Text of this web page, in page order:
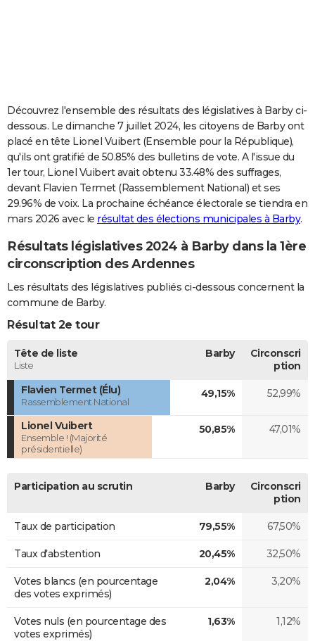
Carte de Noël
Carte Bonne année
Carte Saint-Valentin
Carte Pâques
Carte d'anniversaire
DICTIONNAIRE
Dictionnaire
Biographies
Citations
Expressions
Proverbes
PROGRAMME TV
COPAINS D'AVANT
S'inscrire
Se connecter
Lycées
Collèges
Primaires
Universités
Entreprises
Service militaire
Avis de recherche
AVIS DE DÉCÈS
FORUM
Bricolage
Lifestyle
Culture
Sport
Auto
Television
Voyage
Cinema
Découvrez l'ensemble des résultats des législatives à Barby ci-
dessous. Le dimanche 7 juillet 2024, les citoyens de Barby ont
placé en tête Lionel Vuibert (Ensemble pour la République),
qu'ils ont gratifié de 50.85% des bulletins de vote. A l'issue du
1er tour, Lionel Vuibert avait obtenu 33.48% des suffrages,
devant Flavien Termet (Rassemblement National) et ses
29.96% de voix. La prochaine échéance électorale se tiendra en
mars 2026 avec le résultat des élections municipales à Barby.
Résultats législatives 2024 à Barby dans la 1ère
circonscription des Ardennes
Les résultats des législatives publiés ci-dessous concernent la
commune de Barby.
Résultat 2e tour
Tête de liste
Liste
Barby
Circonscri
ption
Flavien Termet (Élu)
Rassemblement National
49,15% 52,99%
Lionel Vuibert
Ensemble ! (Majorité
présidentielle)
50,85% 47,01%
Participation au scrutin Barby
Circonscri
ption
Taux de participation 79,55% 67,50%
Taux d'abstention 20,45% 32,50%
Votes blancs (en pourcentage
des votes exprimés)
2,04% 3,20%
Votes nuls (en pourcentage des
votes exprimés)
1,63% 1,12%